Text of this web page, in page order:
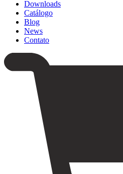
Downloads
Catálogo
Blog
News
Contato